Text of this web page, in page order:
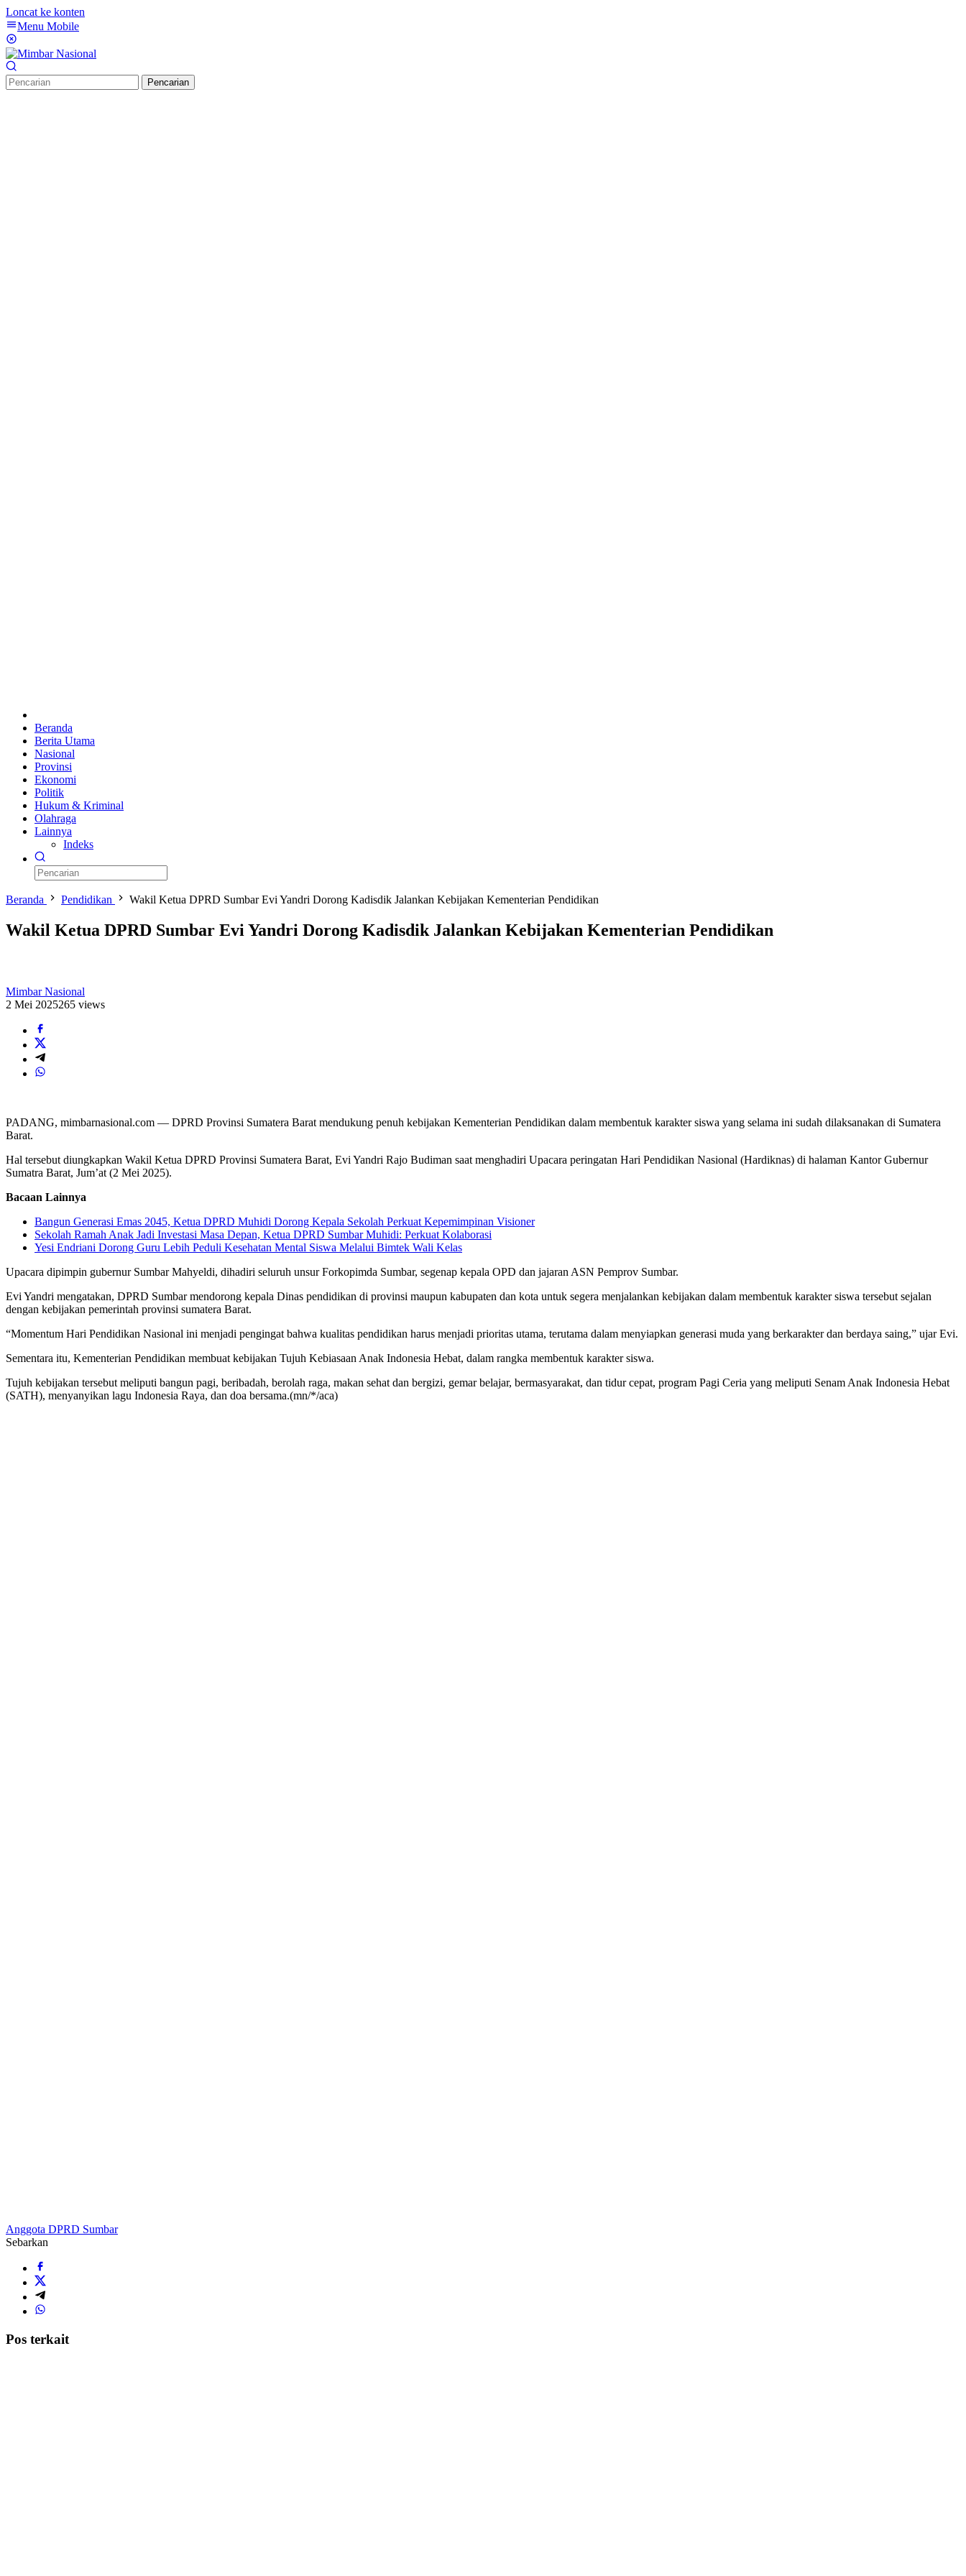
Loncat ke konten
Menu Mobile
Pencarian
Beranda
Berita Utama
Nasional
Provinsi
Ekonomi
Politik
Hukum & Kriminal
Olahraga
Lainnya
Indeks
Beranda Pendidikan Wakil Ketua DPRD Sumbar Evi Yandri Dorong Kadisdik Jalankan Kebijakan Kementerian Pendidikan
Wakil Ketua DPRD Sumbar Evi Yandri Dorong Kadisdik Jalankan Kebijakan Kementerian Pendidikan
Mimbar Nasional
2 Mei 2025265 views
PADANG, mimbarnasional.com — DPRD Provinsi Sumatera Barat mendukung penuh kebijakan Kementerian Pendidikan dalam membentuk karakter siswa yang selama ini sudah dilaksanakan di Sumatera
Barat.
Hal tersebut diungkapkan Wakil Ketua DPRD Provinsi Sumatera Barat, Evi Yandri Rajo Budiman saat menghadiri Upacara peringatan Hari Pendidikan Nasional (Hardiknas) di halaman Kantor Gubernur
Sumatra Barat, Jum’at (2 Mei 2025).
Bacaan Lainnya
Bangun Generasi Emas 2045, Ketua DPRD Muhidi Dorong Kepala Sekolah Perkuat Kepemimpinan Visioner
Sekolah Ramah Anak Jadi Investasi Masa Depan, Ketua DPRD Sumbar Muhidi: Perkuat Kolaborasi
Yesi Endriani Dorong Guru Lebih Peduli Kesehatan Mental Siswa Melalui Bimtek Wali Kelas
Upacara dipimpin gubernur Sumbar Mahyeldi, dihadiri seluruh unsur Forkopimda Sumbar, segenap kepala OPD dan jajaran ASN Pemprov Sumbar.
Evi Yandri mengatakan, DPRD Sumbar mendorong kepala Dinas pendidikan di provinsi maupun kabupaten dan kota untuk segera menjalankan kebijakan dalam membentuk karakter siswa tersebut sejalan
dengan kebijakan pemerintah provinsi sumatera Barat.
“Momentum Hari Pendidikan Nasional ini menjadi pengingat bahwa kualitas pendidikan harus menjadi prioritas utama, terutama dalam menyiapkan generasi muda yang berkarakter dan berdaya saing,” ujar Evi.
Sementara itu, Kementerian Pendidikan membuat kebijakan Tujuh Kebiasaan Anak Indonesia Hebat, dalam rangka membentuk karakter siswa.
Tujuh kebijakan tersebut meliputi bangun pagi, beribadah, berolah raga, makan sehat dan bergizi, gemar belajar, bermasyarakat, dan tidur cepat, program Pagi Ceria yang meliputi Senam Anak Indonesia Hebat
(SATH), menyanyikan lagu Indonesia Raya, dan doa bersama.(mn/*/aca)
Anggota DPRD Sumbar
Sebarkan
Pos terkait